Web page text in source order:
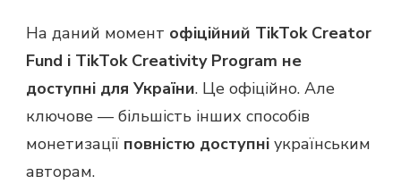
На даний момент офіційний TikTok Creator
Fund і TikTok Creativity Program не
доступні для України. Це офіційно. Але
ключове — більшість інших способів
монетизації повністю доступні українським
авторам.